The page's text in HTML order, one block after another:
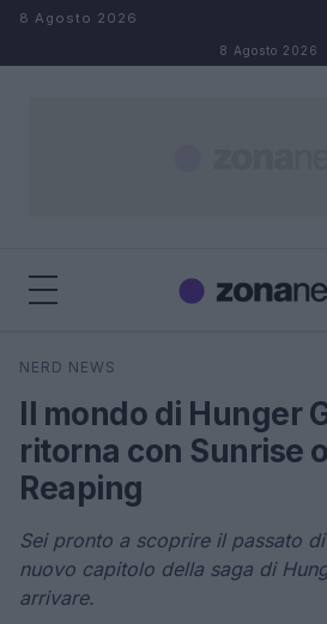
Salta al contenuto
8 Agosto 2026
8 Agosto 2026
Cerca
NERD NEWS
Il mondo di Hunger
ritorna con Sunrise
Reaping
Sei pronto a scoprire il passato
nuovo capitolo della saga di
arrivare.